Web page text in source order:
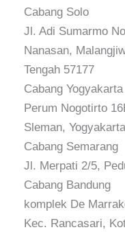
Cabang Solo
Jl. Adi Sumarmo
Nanasan,
Tengah 57177
Cabang Yogyakarta
Perum Nogotirto
Sleman,
Cabang Semarang
Jl. Merpati 2/5,
Cabang Bandung
komplek De
Kec. Rancasari,